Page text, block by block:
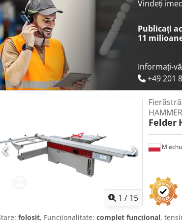
CP): 4,0 / 5,5 Turație (rpm) a axului fierăstrăului:
Vindeți
Publicați
11
Informați-
+49 201
1 / 15
Felder
folosit, Funcționalitate: complet funcțional,